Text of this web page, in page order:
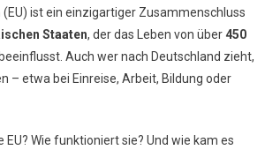
Ist
Die
EU?
–
Und
(EU) ist ein einzigartiger Zusammenschluss
Staaten, der das Leben von über450
beeinflusst. Auch wer nach Deutschland zieht,
– etwa bei Einreise, Arbeit, Bildung oder
EU? Wie funktioniert sie? Und wie kam es